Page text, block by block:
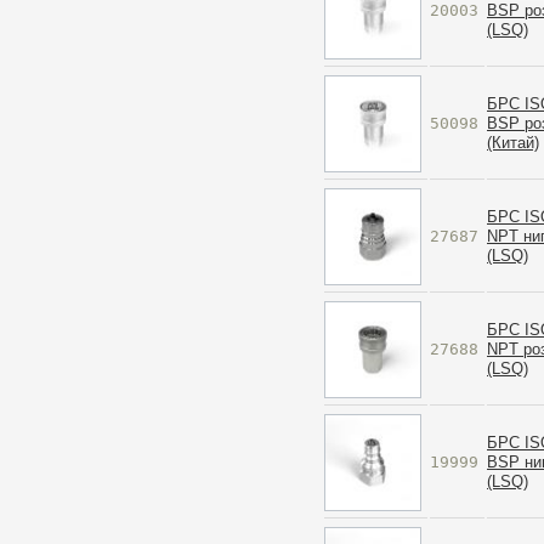
20003
BSP
(LSQ)
50098
БРС
BSP
(Китай)
27687
БРС
NPT
(LSQ)
27688
БРС
NPT
(LSQ)
19999
БРС
BSP
(LSQ)